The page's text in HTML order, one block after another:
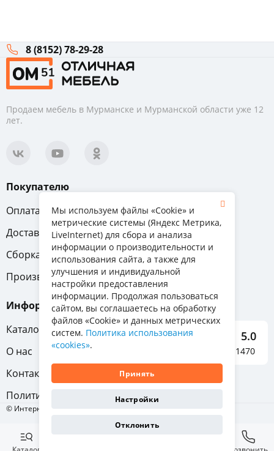
8 (8152) 78-29-28
Продаем мебель в Мурманске и Мурманской области уже 12
лет.
Покупателю
Оплата
Вопрос-ответ
Доставка
Обмен и возврат
Сборка
Гарантия
Производители
Информация
Каталог мебели
О нас
Контакты
Политика конфиденциальности
5.0
Отзывы о нас 1470
© Интернет-магазин «Отличная мебель», 2011-2026
Мы используем файлы «Cookie» и
метрические системы (Яндекс Метрика,
LiveInternet) для сбора и анализа
информации о производительности и
использования сайта, а также для
улучшения и индивидуальной
настройки предоставления
информации. Продолжая пользоваться
сайтом, вы соглашаетесь на обработку
файлов «Cookie» и данных метрических
систем. Политика использования
«cookies».
Принять
Настройки
Отклонить